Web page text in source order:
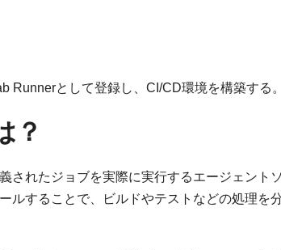
Runnerとして登録し、CI/CD環境を構築する。
？
されたジョブを実際に実行するエージェント
ルすることで、ビルドやテストなどの処理を